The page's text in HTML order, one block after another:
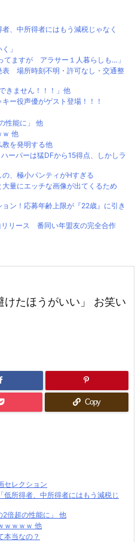
、中所得者にはもう減税じゃなく
」
てますが アラサー１人暮らしも…」
表 場所時刻不明・許可なし・交通整
きません！！！」他
ー役声優がゲスト登場！！！
性能に」 他
ｗ 他
教を発明する他
パーは猛DFから15得点、しかしラ
の、極小パンティがHすぎる
量にエッチな画像が出てくるため
ン！応募年齢上限が『22歳』に引き
リリース 番同い年盟友の完全合作
けたほうがいい」 お笑い
Copy
セレクション
所得者、中所得者にはもう減税じ
2倍超の性能に」 他
ｗｗｗｗ 他
本当なの？